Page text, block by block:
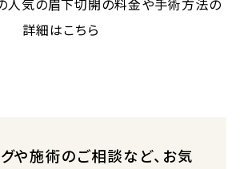
気の眉下切開の料金や手術方法の
詳細はこちら
や施術のご相談など、お気